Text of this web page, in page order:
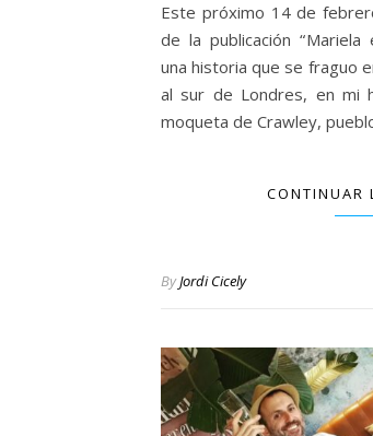
Este próximo 14 de
de la publicación “Mariela
una historia que se fraguo
al sur de Londres, en mi
moqueta de Crawley,
CONTINUAR
ByJordi Cicely